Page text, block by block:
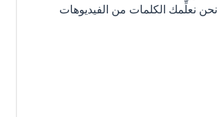
نحن نعلِّمك الكلمات من الفيديوهات